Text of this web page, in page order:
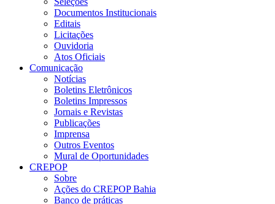
Documentos Institucionais
Editais
Licitações
Ouvidoria
Atos Oficiais
Comunicação
Notícias
Boletins Eletrônicos
Boletins Impressos
Jornais e Revistas
Publicações
Imprensa
Outros Eventos
Mural de Oportunidades
CREPOP
Sobre
Ações do CREPOP Bahia
Banco de práticas